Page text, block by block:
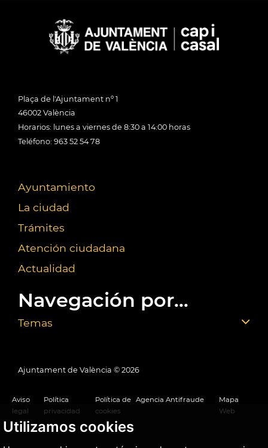
Utilizamos cookies
Plaça de l'Ajuntament nº 1
46002 València
Horarios: lunes a viernes de 8:30 a 14:00 horas
Teléfono: 963 52 54 78
Ayuntamiento
La ciudad
Trámites
Atención ciudadana
Actualidad
Navegación por...
Temas
Ajuntament de València © 2026
Aviso
legal
Política
privacidad
Política de
cookies
Agencia Antifraude
Mapa
Web